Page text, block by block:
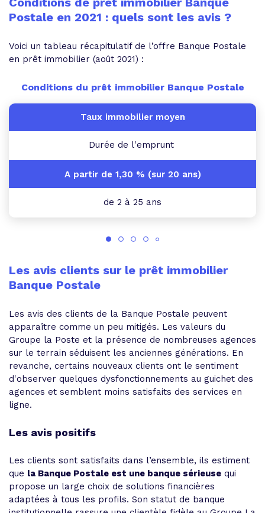
Postale en 2021 : quels sont les avis ?
Voici un tableau récapitulatif de l’offre Banque Postale
en prêt immobilier (août 2021) :
Conditions du prêt immobilier Banque Postale
Durée de l'emprunt
de 2 à 25 ans
Les avis clients sur le prêt immobilier
Banque Postale
Les avis des clients de la Banque Postale peuvent
apparaître comme un peu mitigés. Les valeurs du
Groupe la Poste et la présence de nombreuses agences
sur le terrain séduisent les anciennes générations. En
revanche, certains nouveaux clients ont le sentiment
d'observer quelques dysfonctionnements au guichet des
agences et semblent moins satisfaits des services en
ligne.
Les avis positifs
Les clients sont satisfaits dans l’ensemble, ils estiment
que la Banque Postale est une banque sérieuse qui
propose un large choix de solutions financières
adaptées à tous les profils. Son statut de banque